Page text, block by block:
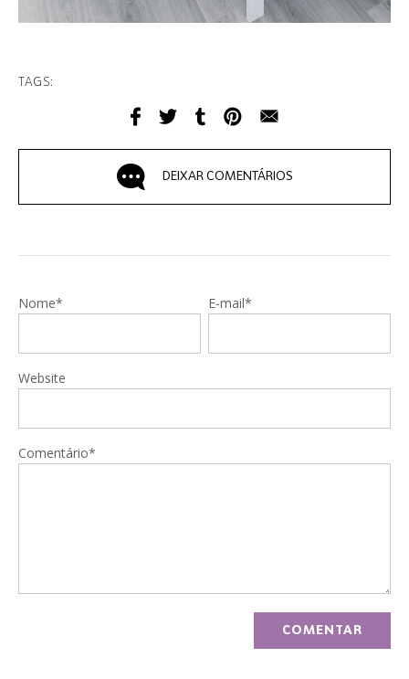
TAGS:
DEIXAR COMENTÁRIOS
Nome* E-mail*
Website
Comentário*